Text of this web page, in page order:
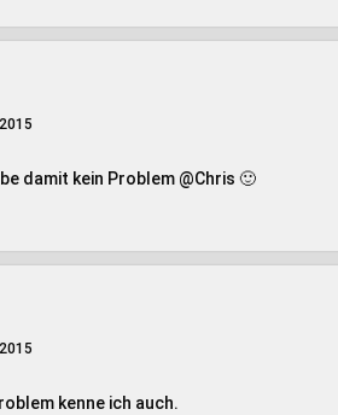
damit kein Problem @Chris 🙂
kenne ich auch.